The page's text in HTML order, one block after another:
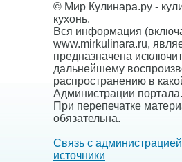
© Мир Кулинара.ру -
кухонь.
Вся информация
www.mirkulinara.ru,
предназначена
дальнейшему
распространению в
Администрации портала.
При перепечатке
обязательна.
Связь с администрацией
источники